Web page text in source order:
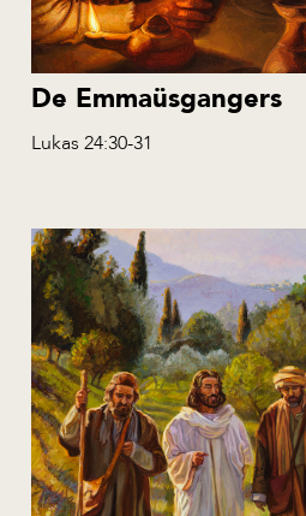
De Emmaüsgangers
Lukas 24:30-31